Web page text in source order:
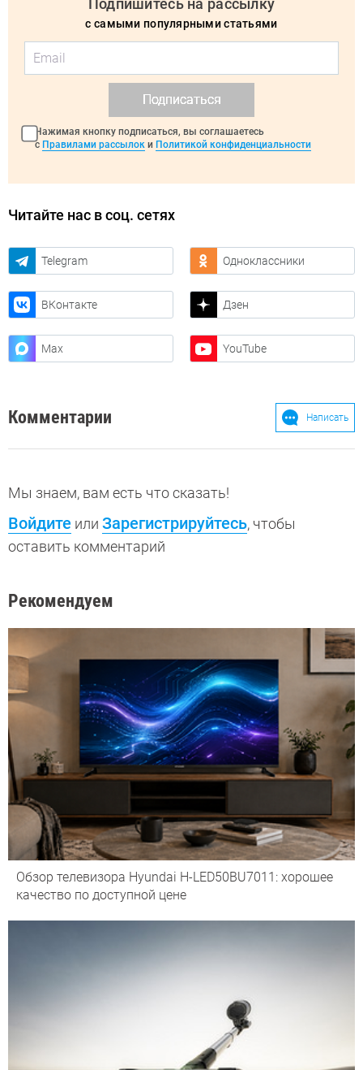
Подпишитесь на рассылку
с самыми популярными статьями
Подписаться
Нажимая кнопку подписаться, вы соглашаетесь
с Правилами рассылок и Политикой конфиденциальности
Читайте нас в соц. сетях
Telegram Одноклассники
ВКонтакте Дзен
Max YouTube
Комментарии Написать
Мы знаем, вам есть что сказать!
Войдите или Зарегистрируйтесь, чтобы
оставить комментарий
Рекомендуем
Обзор телевизора Hyundai H-LED50BU7011: хорошее
качество по доступной цене